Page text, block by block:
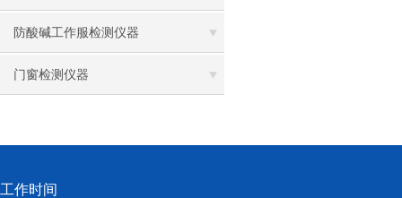
防酸碱工作服检测仪器
门窗检测仪器
工作时间